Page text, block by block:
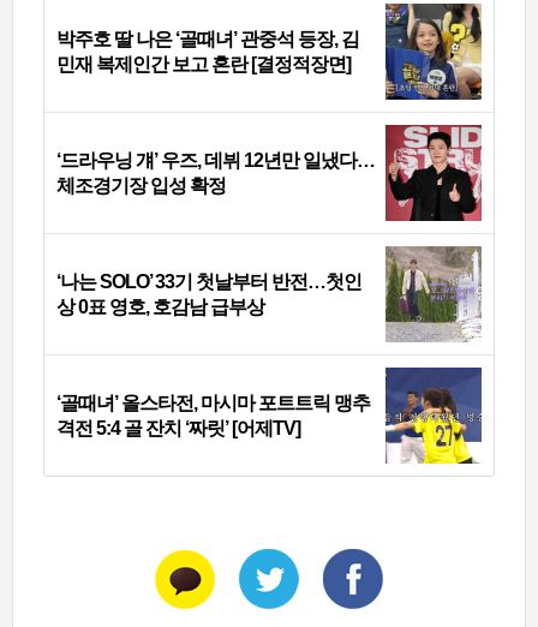
박주호 딸 나은 ‘골때녀’ 관중석 등장, 김
민재 복제인간 보고 혼란 [결정적장면]
‘드라우닝 걔’ 우즈, 데뷔 12년만 일냈다…
체조경기장 입성 확정
‘나는 SOLO’ 33기 첫날부터 반전…첫인
상 0표 영호, 호감남 급부상
‘골때녀’ 올스타전, 마시마 포트트릭 맹추
격전 5:4 골 잔치 ‘짜릿’ [어제TV]